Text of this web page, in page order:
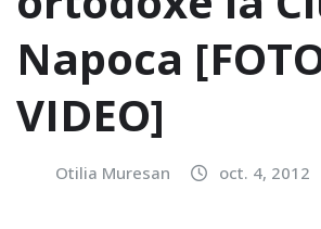
Napoca
VIDEO]
Otilia Muresan oct. 4, 2012